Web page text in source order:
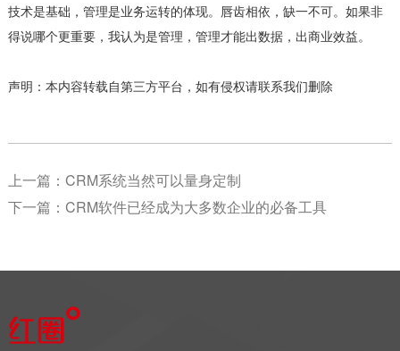
技术是基础，管理是业务运转的体现。唇齿相依，缺一不可。如果非
得说哪个更重要，我认为是管理，管理才能出数据，出商业效益。
声明：本内容转载自第三方平台，如有侵权请联系我们删除
上一篇： CRM系统当然可以量身定制
下一篇： CRM软件已经成为大多数企业的必备工具